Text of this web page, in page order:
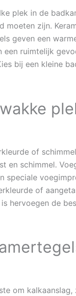
plek in de
zijn.
geven een
ruimtelijk
bij een kleine
of
en schimmel.
speciale
of
hervoegen de
om